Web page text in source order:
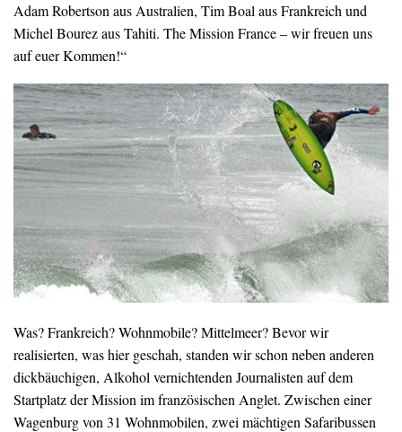
Adam Robertson aus Australien, Tim Boal aus Frankreich und
Michel Bourez aus Tahiti. The Mission France – wir freuen uns
auf euer Kommen!“
Was? Frankreich? Wohnmobile? Mittelmeer? Bevor wir
realisierten, was hier geschah, standen wir schon neben anderen
dickbäuchigen, Alkohol vernichtenden Journalisten auf dem
Startplatz der Mission im französischen Anglet. Zwischen einer
Wagenburg von 31 Wohnmobilen, zwei mächtigen Safaribussen